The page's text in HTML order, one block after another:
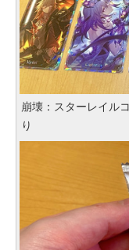
崩壊：スターレイル
り